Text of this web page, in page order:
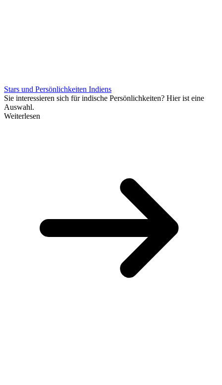
Stars und Persönlichkeiten Indiens
Sie interessieren sich für indische Persönlichkeiten? Hier ist eine
Auswahl.
Weiterlesen